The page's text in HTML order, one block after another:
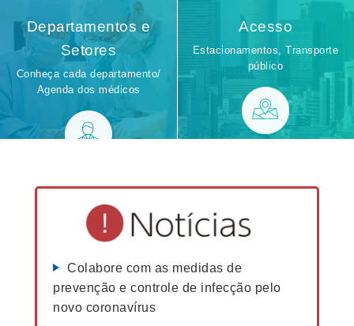
Departamentos e
Setores
Conheça cada departamento/
Agenda dos médicos
Acesso
Estacionamentos, Transporte
público
Colabore com as medidas de
prevenção e controle de infecção pelo
novo coronavírus